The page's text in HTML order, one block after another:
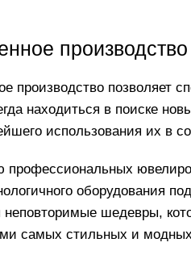
производство
производство позволяет
находиться в поиске
использования их в
оборудования
неповторимые шедевры,
самых стильных и